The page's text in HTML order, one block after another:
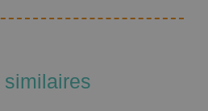
similaires